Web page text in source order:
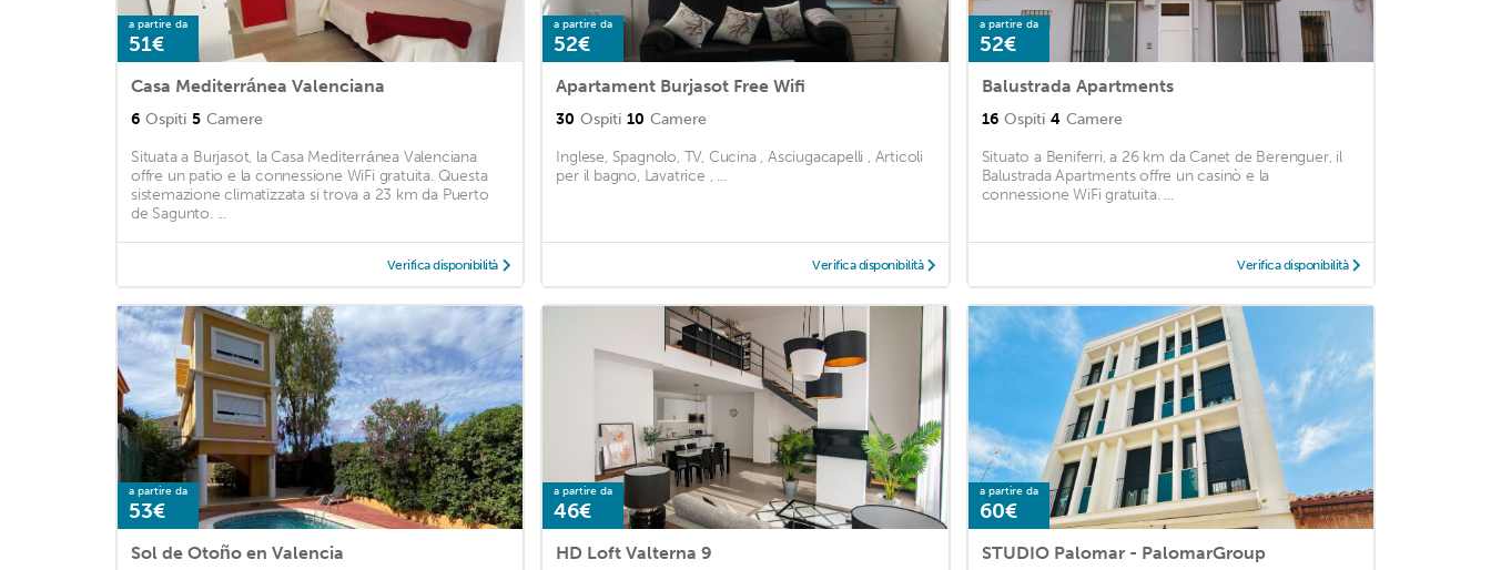
a partire da
51€
Casa Mediterránea Valenciana
6 Ospiti 5 Camere
Situata a Burjasot, la Casa Mediterránea Valenciana
offre un patio e la connessione WiFi gratuita. Questa
sistemazione climatizzata si trova a 23 km da Puerto
de Sagunto. ...
Verifica disponibilità
a partire da
52€
Apartament Burjasot Free Wifi
30 Ospiti 10 Camere
Inglese, Spagnolo, TV, Cucina , Asciugacapelli , Articoli
per il bagno, Lavatrice , ...
Verifica disponibilità
a partire da
52€
Balustrada Apartments
16 Ospiti 4 Camere
Situato a Beniferri, a 26 km da Canet de Berenguer, il
Balustrada Apartments offre un casinò e la
connessione WiFi gratuita. ...
Verifica disponibilità
a partire da
53€
Sol de Otoño en Valencia
a partire da
46€
HD Loft Valterna 9
a partire da
60€
STUDIO Palomar - PalomarGroup